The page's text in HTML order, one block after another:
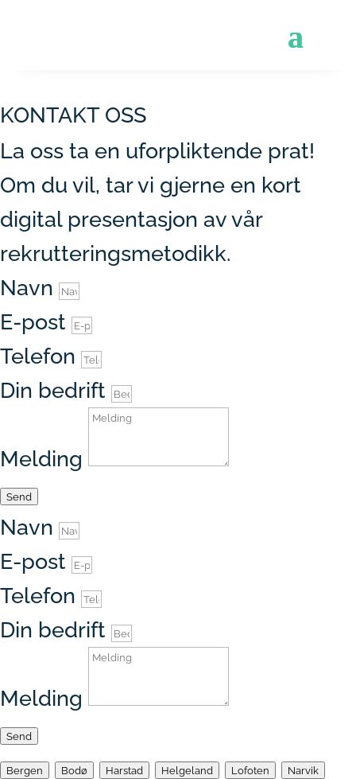
KONTAKT OSS
La oss ta en uforpliktende prat!
Om du vil, tar vi gjerne en kort
digital presentasjon av vår
rekrutteringsmetodikk.
Navn
E-post
Telefon
Din bedrift
Melding
Send
Navn
E-post
Telefon
Din bedrift
Melding
Send
Bergen Bodø Harstad Helgeland Lofoten Narvik